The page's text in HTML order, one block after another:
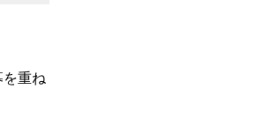
重ね